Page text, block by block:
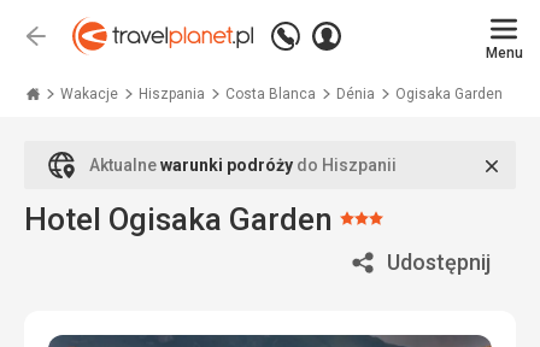
Wstecz
Zadzwoń
+48
771
Zaloguj
Menu
Wakacje Hiszpania Costa Blanca Dénia Ogisaka Garden
Aktualnewarunki podróży do Hiszpanii
Hotel Ogisaka Garden Ocena:
3/5 Udostępnij